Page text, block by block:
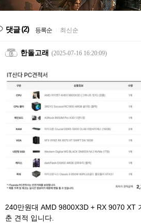
댓글(2) 등록순 최신순
한돌고래 (2025-07-16 16:20:09)
240만원대 AMD 9800X3D + RX 9070 XT
춘 견적 입니다.